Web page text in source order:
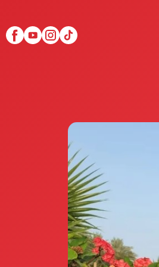
Scopri Club
Le
La